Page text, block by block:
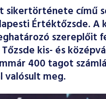
sikertörténete című
Értéktőzsde. A
szereplőit
kis- és
400 tagot
valósult meg.